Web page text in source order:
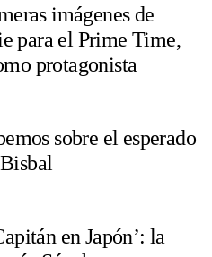
imágenes de
para el Prime Time,
protagonista
sobre el esperado
en Japón’: la